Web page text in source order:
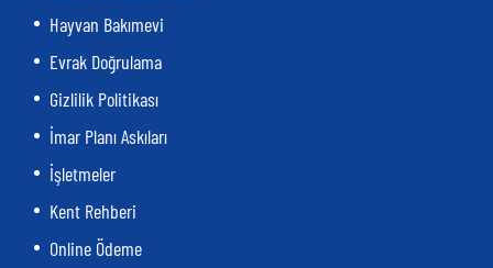
Hayvan Bakımevi
Evrak Doğrulama
Gizlilik Politikası
İmar Planı Askıları
İşletmeler
Kent Rehberi
Online Ödeme